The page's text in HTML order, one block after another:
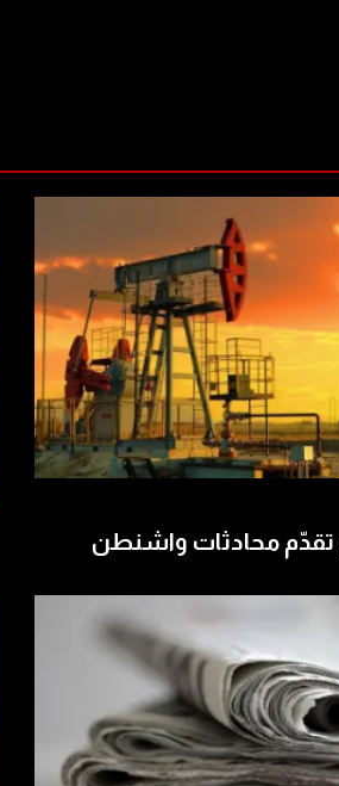
تقدّم محادثات واشنطن